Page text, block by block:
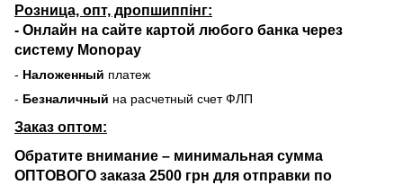
Розница, опт, дропшиппінг:
- Онлайн на сайте картой любого банка через
систему Monopay
- Наложенный платеж
- Безналичный на расчетный счет ФЛП
Заказ оптом:
Обратите внимание – минимальная сумма
ОПТОВОГО заказа 2500 грн для отправки по